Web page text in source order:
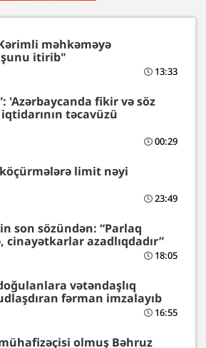
məhkəməyə
itirib"
13:33
'Azərbaycanda fikir və söz
təcavüzü
00:29
limit nəyi
23:49
son sözündən: “Parlaq
cinayətkarlar azadlıqdadır”
18:05
vətəndaşlıq
fərman imzalayıb
16:55
olmuş Bəhruz